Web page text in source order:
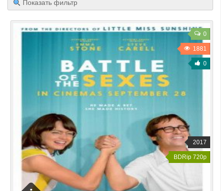
Показать фильтр
0
1881
0
2017
BDRip 720p